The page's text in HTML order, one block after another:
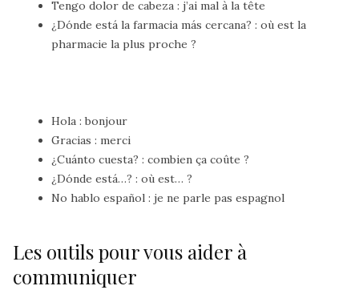
Tengo dolor de cabeza : j’ai mal à la tête
¿Dónde está la farmacia más cercana? : où est la
pharmacie la plus proche ?
Hola : bonjour
Gracias : merci
¿Cuánto cuesta? : combien ça coûte ?
¿Dónde está…? : où est… ?
No hablo español : je ne parle pas espagnol
Les outils pour vous aider à
communiquer